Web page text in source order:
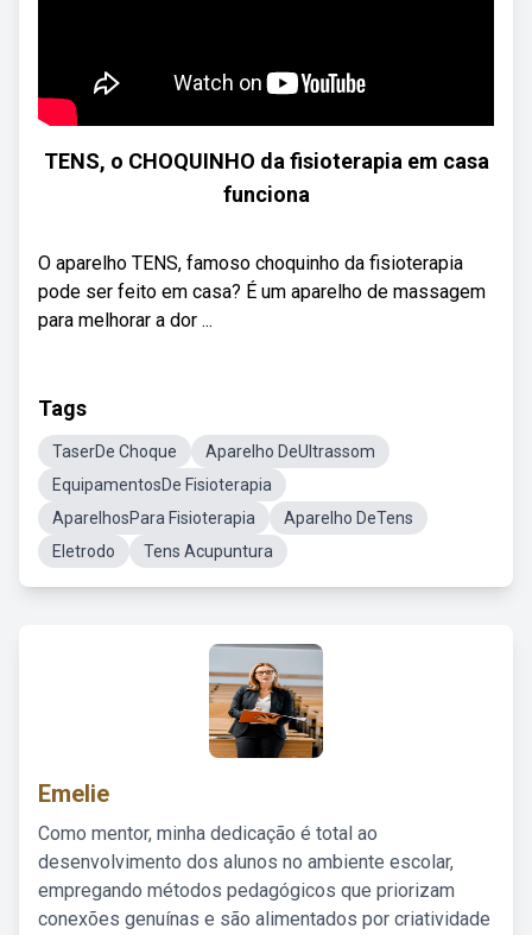
TENS, o CHOQUINHO da fisioterapia em casa
funciona
O aparelho TENS, famoso choquinho da fisioterapia
pode ser feito em casa? É um aparelho de massagem
para melhorar a dor ...
Tags
TaserDe Choque
Aparelho DeUltrassom
EquipamentosDe Fisioterapia
AparelhosPara Fisioterapia
Aparelho DeTens
Eletrodo
Tens Acupuntura
Emelie
Como mentor, minha dedicação é total ao
desenvolvimento dos alunos no ambiente escolar,
empregando métodos pedagógicos que priorizam
conexões genuínas e são alimentados por criatividade